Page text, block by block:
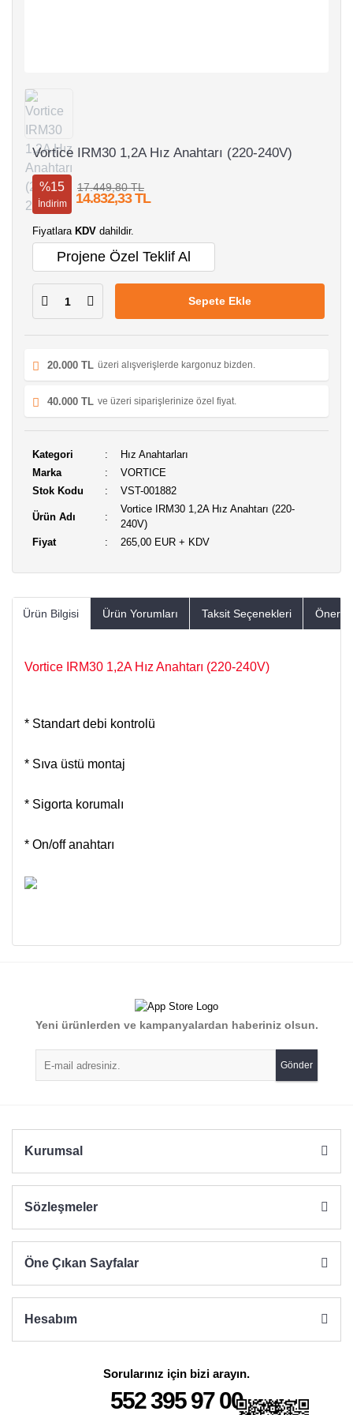
Vortice IRM30 1,2A Hız Anahtarı (220-240V)
%15
İndirim
17.449,80 TL
14.832,33 TL
Fiyatlara KDV dahildir.
Projene Özel Teklif Al
Sepete Ekle
20.000 TL üzeri alışverişlerde kargonuz bizden.
40.000 TL ve üzeri siparişlerinize özel fiyat.
Kategori
Hız Anahtarları
Marka
VORTICE
Stok Kodu
VST-001882
Ürün Adı
Vortice IRM30 1,2A Hız Anahtarı (220-
240V)
Fiyat
265,00 EUR + KDV
Ürün Bilgisi Ürün Yorumları Taksit Seçenekleri
Vortice IRM30 1,2A Hız Anahtarı (220-240V)
* Standart debi kontrolü
* Sıva üstü montaj
* Sigorta korumalı
* On/off anahtarı
Yorum Yaz
Ürün resmi kalitesiz, bozuk veya görüntülenemiyor.
Ürün açıklamasında eksik bilgiler bulunuyor.
Ürün bilgilerinde hatalar bulunuyor.
Yeni ürünlerden ve kampanyalardan haberiniz olsun.
Gönder
Kurumsal
Sözleşmeler
Öne Çıkan Sayfalar
Hesabım
Sorularınız için bizi arayın.
552 395 97 00